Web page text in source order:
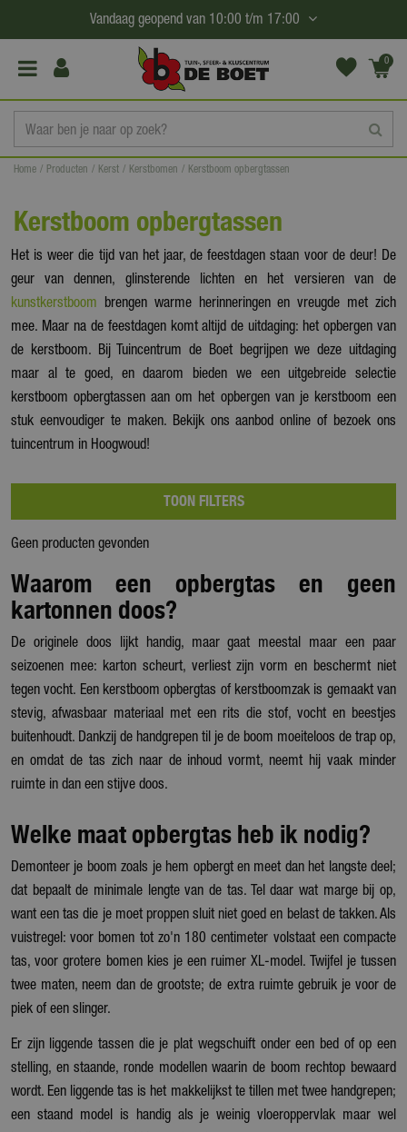
a
Home Producten Kerst Kerstbomen Kerstboom opbergtassen
Vandaag geopend van 10:00 t/m 17:00
0
(€0,
Kerstboom opbergtassen
Het is weer die tijd van het jaar, de feestdagen staan voor de deur! De
geur van dennen, glinsterende lichten en het versieren van de
kunstkerstboom brengen warme herinneringen en vreugde met zich
mee. Maar na de feestdagen komt altijd de uitdaging: het opbergen van
de kerstboom. Bij Tuincentrum de Boet begrijpen we deze uitdaging
maar al te goed, en daarom bieden we een uitgebreide selectie
kerstboom opbergtassen aan om het opbergen van je kerstboom een
stuk eenvoudiger te maken. Bekijk ons aanbod online of bezoek ons
tuincentrum in Hoogwoud!
TOON FILTERS
Geen producten gevonden
Waarom een opbergtas en geen
kartonnen doos?
De originele doos lijkt handig, maar gaat meestal maar een paar
seizoenen mee: karton scheurt, verliest zijn vorm en beschermt niet
tegen vocht. Een kerstboom opbergtas of kerstboomzak is gemaakt van
stevig, afwasbaar materiaal met een rits die stof, vocht en beestjes
buitenhoudt. Dankzij de handgrepen til je de boom moeiteloos de trap op,
en omdat de tas zich naar de inhoud vormt, neemt hij vaak minder
ruimte in dan een stijve doos.
Welke maat opbergtas heb ik nodig?
Demonteer je boom zoals je hem opbergt en meet dan het langste deel;
dat bepaalt de minimale lengte van de tas. Tel daar wat marge bij op,
want een tas die je moet proppen sluit niet goed en belast de takken. Als
vuistregel: voor bomen tot zo'n 180 centimeter volstaat een compacte
tas, voor grotere bomen kies je een ruimer XL-model. Twijfel je tussen
twee maten, neem dan de grootste; de extra ruimte gebruik je voor de
piek of een slinger.
Er zijn liggende tassen die je plat wegschuift onder een bed of op een
stelling, en staande, ronde modellen waarin de boom rechtop bewaard
wordt. Een liggende tas is het makkelijkst te tillen met twee handgrepen;
een staand model is handig als je weinig vloeroppervlak maar wel